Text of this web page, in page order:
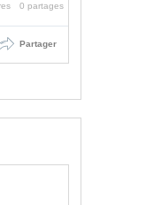
0 partages
Partager